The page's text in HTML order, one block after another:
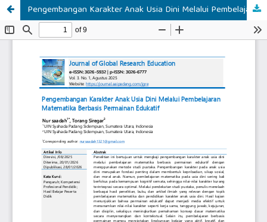
Pengembangan Karakter Anak Usia Dini Melalui Pembelajaran Matematika Berbasis Permainan Edukatif